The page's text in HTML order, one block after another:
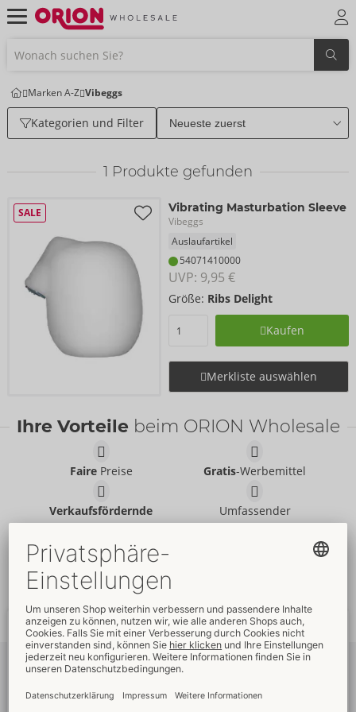
Marken A-Z Vibeggs
Kategorien und Filter
1 Produkte gefunden
SALE Vibrating Masturbation Sleeve
Vibeggs
Auslaufartikel
54071410000
UVP: 9,95 €
Größe: Ribs Delight
Kaufen
Merkliste auswählen
Ihre Vorteile beim ORION Wholesale
FairePreise Gratis-Werbemittel
Verkaufsfördernde
Verpackungen
Umfassender
Kundenservice
Schnelle weltweite
Lieferung
Newsletterabonnieren